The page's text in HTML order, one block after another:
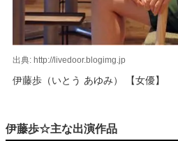
出典: http://livedoor.blogimg.jp
伊藤歩（いとう あゆみ） 【女優】
伊藤歩☆主な出演作品